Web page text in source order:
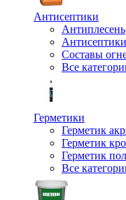
Антисептики
Антиплесень
Антисептики
Составы
Все
Герметики
Герметик
Герметик
Герметик
Все